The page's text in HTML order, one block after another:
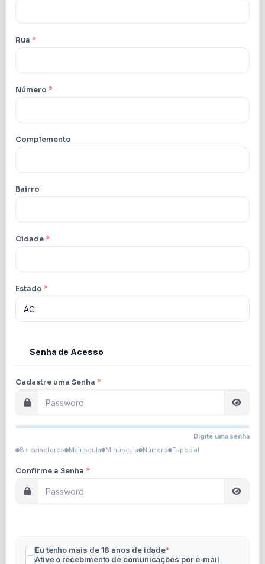
Rua *
Número *
Complemento
Bairro
Cidade *
Estado *
Senha de Acesso
Cadastre uma Senha *
Digite uma senha
8+ caracteres Maiúscula Minúscula Número Especial
Confirme a Senha *
Eu tenho mais de 18 anos de idade*
Ative o recebimento de comunicações por e-mail